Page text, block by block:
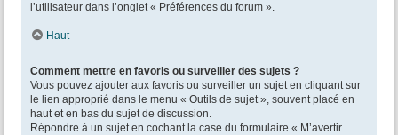
l’utilisateur dans l’onglet « Préférences du forum ».
Haut
Comment mettre en favoris ou surveiller des sujets ?
Vous pouvez ajouter aux favoris ou surveiller un sujet en cliquant sur
le lien approprié dans le menu « Outils de sujet », souvent placé en
haut et en bas du sujet de discussion.
Répondre à un sujet en cochant la case du formulaire « M’avertir